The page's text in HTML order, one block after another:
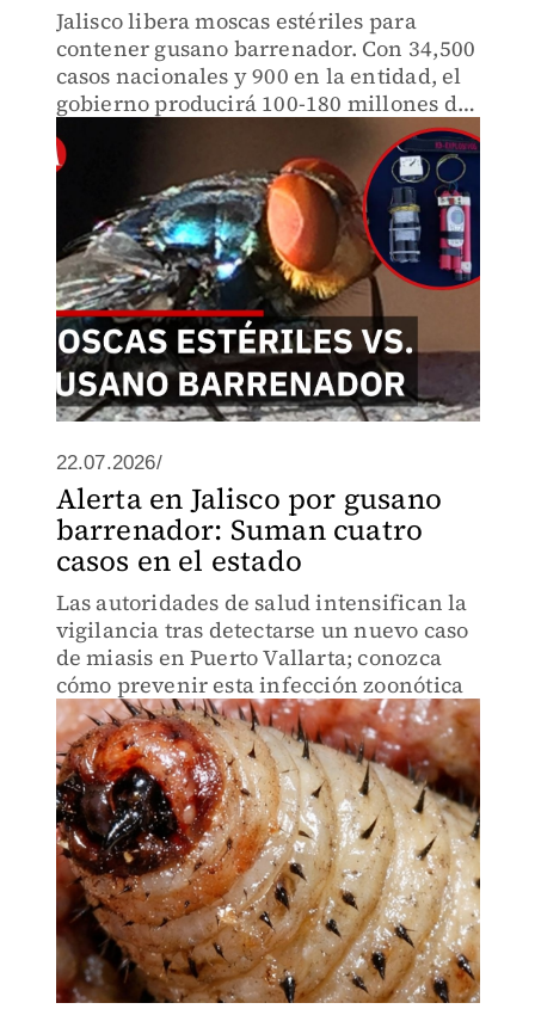
Jalisco libera moscas estériles para
contener gusano barrenador. Con 34,500
casos nacionales y 900 en la entidad, el
gobierno producirá 100-180 millones de
insectos semanales. Sin participación de
productores, la plaga crecerá
exponencialmente.
22.07.2026/
Alerta en Jalisco por gusano
barrenador: Suman cuatro
casos en el estado
Las autoridades de salud intensifican la
vigilancia tras detectarse un nuevo caso
de miasis en Puerto Vallarta; conozca
cómo prevenir esta infección zoonótica